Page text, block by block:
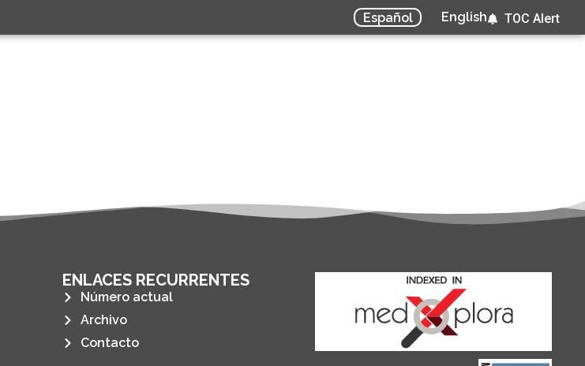
Español English TOC Alert
ENLACES RECURRENTES
Número actual
Archivo
Contacto